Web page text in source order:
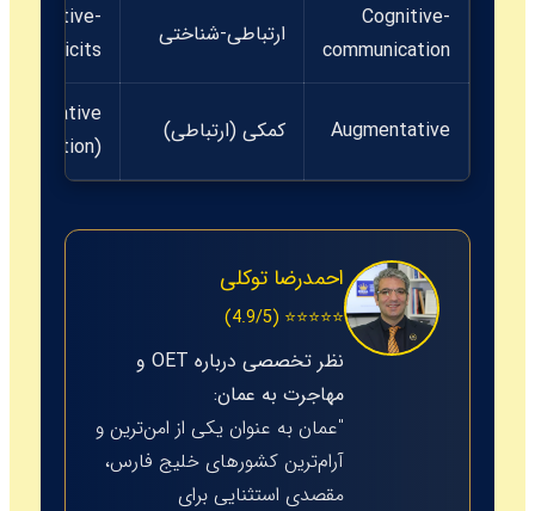
Cognitive-
communication
ارتباطی-شناختی
cognitive-
deficits.
Augmentative کمکی (ارتباطی)
احمدرضا توکلی
⭐⭐⭐⭐⭐ (4.9/5)
نظر تخصصی درباره OET و
مهاجرت به عمان:
"عمان به عنوان یکی از امن‌ترین و
آرام‌ترین کشورهای خلیج فارس،
مقصدی استثنایی برای